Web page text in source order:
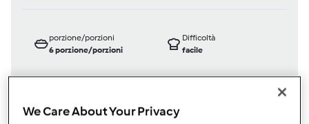
porzione/porzioni
6porzione/porzioni
Difficoltà
facile
Bimby ® TM 5
We Care About Your Privacy